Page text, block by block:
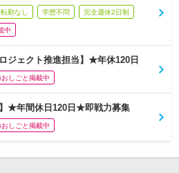
転勤なし 学歴不問 完全週休2日制
中
ジェクト推進担当】★年休120日
しごと掲載中
★年間休日120日★即戦力募集
しごと掲載中